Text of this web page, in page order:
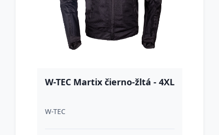
W-TEC Martix čierno-žltá - 4XL
W-TEC